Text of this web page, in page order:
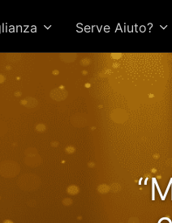
Serve Aiuto?
24R